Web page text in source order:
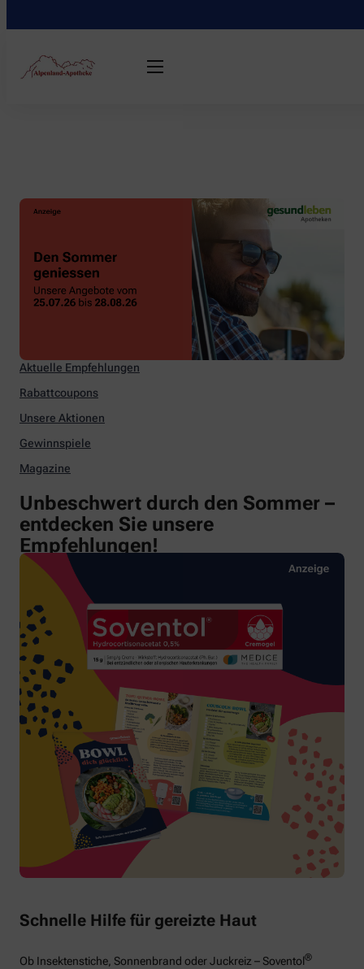
Aktuelle Empfehlungen
Rabattcoupons
Unsere Aktionen
Gewinnspiele
Magazine
Unbeschwert durch den Sommer –
entdecken Sie unsere
Empfehlungen!
Schnelle Hilfe für gereizte Haut
Ob Insektenstiche, Sonnenbrand oder Juckreiz – Soventol®